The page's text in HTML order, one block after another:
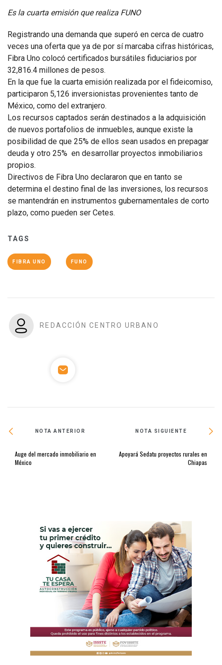
Es la cuarta emisión que realiza FUNO
Registrando una demanda que superó en cerca de cuatro
veces una oferta que ya de por sí marcaba cifras históricas,
Fibra Uno colocó certificados bursátiles fiduciarios por
32,816.4 millones de pesos.
En la que fue la cuarta emisión realizada por el fideicomiso,
participaron 5,126 inversionistas provenientes tanto de
México, como del extranjero.
Los recursos captados serán destinados a la adquisición
de nuevos portafolios de inmuebles, aunque existe la
posibilidad de que 25% de ellos sean usados en prepagar
deuda y otro 25% en desarrollar proyectos inmobiliarios
propios.
Directivos de Fibra Uno declararon que en tanto se
determina el destino final de las inversiones, los recursos
se mantendrán en instrumentos gubernamentales de corto
plazo, como pueden ser Cetes.
TAGS
FIBRA UNO FUNO
REDACCIÓN CENTRO URBANO
NOTA ANTERIOR
Auge del mercado inmobiliario en
México
NOTA SIGUIENTE
Apoyará Sedatu proyectos rurales en
Chiapas